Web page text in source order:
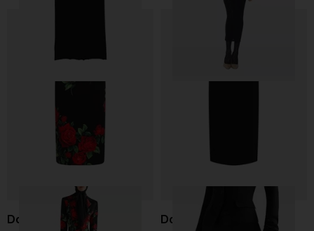
Dolce & Gabbana Dolce & Gabbana